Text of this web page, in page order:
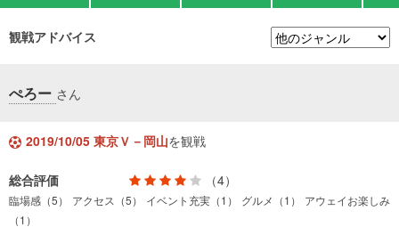
観戦アドバイス
ぺろー さん
2019/10/05 東京Ｖ－岡山を観戦
総合評価 （4）
臨場感（5） アクセス（5） イベント充実（1） グルメ（1）
アウェイお楽しみ
（1）